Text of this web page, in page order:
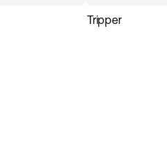
Tripper